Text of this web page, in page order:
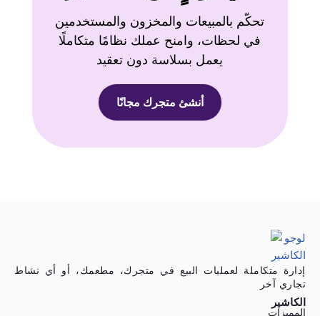
تحكّم بالمبيعات والمخزون والمستخدمين
في لحظات، وامنح عملك نظامًا متكاملًا
يعمل بسلاسة دون تعقيد
أنشئ متجرك مجانًا
الكاشير
المميزات
إدارة متكاملة لعمليات البيع في متجرك، مطعمك، أو أي نشاط
تجاري آخر